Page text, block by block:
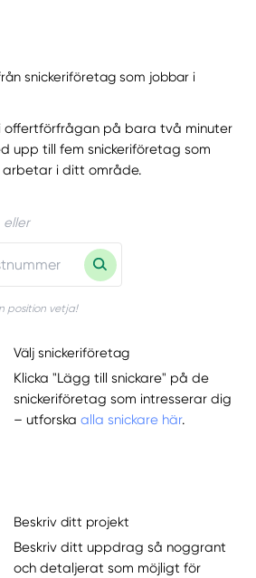
snickeriföretag som jobbar i
offertförfrågan på bara två minuter
upp till fem snickeriföretag som
arbetar i ditt område.
eller
position vetja!
Välj snickeriföretag
Klicka "Lägg till snickare" på de
snickeriföretag som intresserar dig
– utforskaalla snickare här.
Beskriv ditt projekt
Beskriv ditt uppdrag så noggrant
och detaljerat som möjligt för